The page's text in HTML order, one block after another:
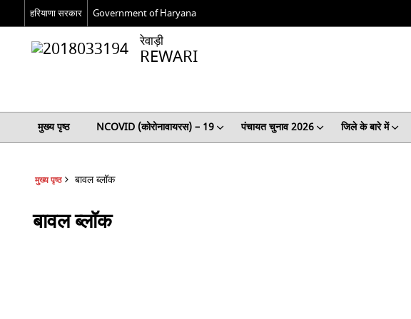
हरियाणा सरकार Government of Haryana
रेवाड़ी
REWARI
मुख्य पृष्ठ NCOVID (कोरोनावायरस) – 19 पंचायत चुनाव 2026 जिले के बारे में
मुख्य पृष्ठ बावल ब्लॉक
बावल ब्लॉक